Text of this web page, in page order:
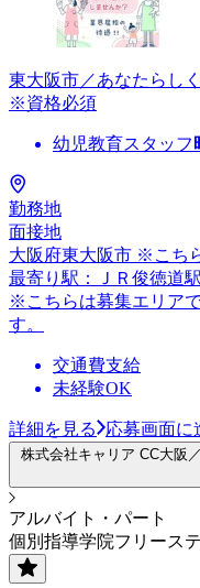
東大阪市／あなたらし
※資格必須
幼児教育スタッフ
勤務地
面接地
大阪府東大阪市 ※こち
最寄り駅：ＪＲ俊徳道
※こちらは募集エリア
す。
交通費支給
未経験OK
詳細を見る 応募画面に
株式会社キャリア CC大阪
アルバイト・パート
個別指導学院フリース